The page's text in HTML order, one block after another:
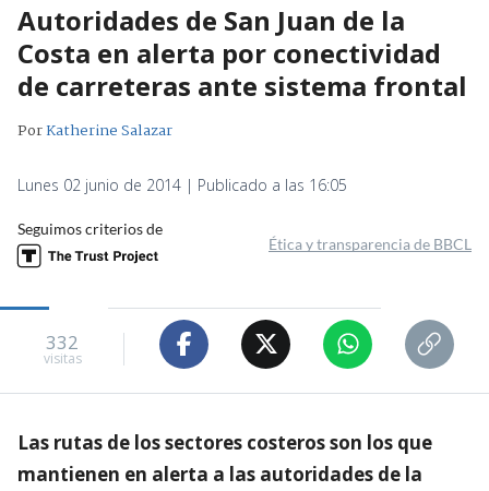
Autoridades de San Juan de la
Costa en alerta por conectividad
de carreteras ante sistema frontal
PorKatherine Salazar
Lunes 02 junio de 2014 | Publicado a las 16:05
Seguimos criterios de
Ética y transparencia de BBCL
332
visitas
Las rutas de los sectores costeros son los que
mantienen en alerta a las autoridades de la